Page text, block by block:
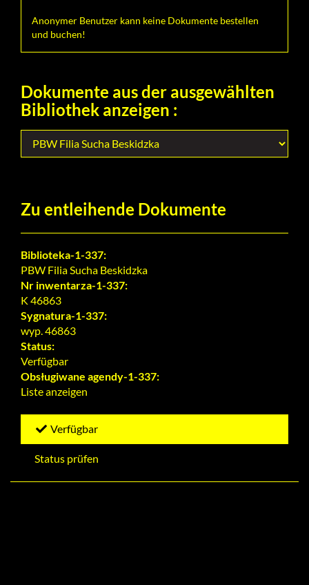
Anonymer Benutzer kann keine Dokumente bestellen
und buchen!
Dokumente aus der ausgewählten
Bibliothek anzeigen :
Zu entleihende Dokumente
Biblioteka-1-337:
PBW Filia Sucha Beskidzka
Nr inwentarza-1-337:
K 46863
Sygnatura-1-337:
wyp. 46863
Status:
Verfügbar
Obsługiwane agendy-1-337:
Liste anzeigen
Verfügbar
Status prüfen